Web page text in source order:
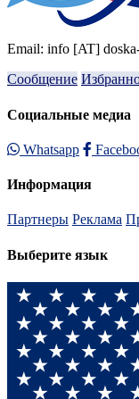
Email: info [AT]
Сообщение
Социальные медиа
Whatsapp
Информация
Партнеры Реклама
Выберите язык